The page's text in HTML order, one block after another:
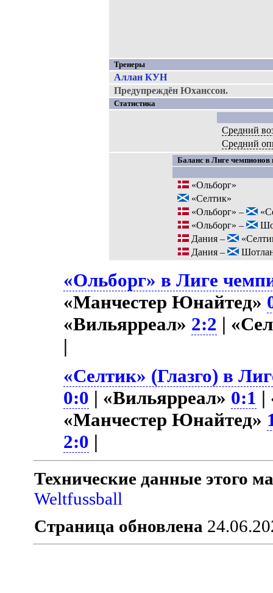
Тренеры
Аллан КУН
Предупреждён Юханссон.
Статистика
Средний
Средний
Баланс в Лиге чемпионов
«Ольборг»
«Селтик»
«Ольборг» –
«Ольборг» –
Дания –
Дания –
«Ольборг» в Лиге
«Манчестер Юнайтед»
«Вильярреал» 2:2 |
|
«Селтик» (Глазго) в
0:0 | «Вильярреал» 0:1 |
«Манчестер Юнайтед»
2:0 |
Технические данные этого
Weltfussball
Страница обновлена